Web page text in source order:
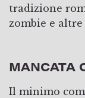
tradizione
zombie e
MANCATA
Il minimo